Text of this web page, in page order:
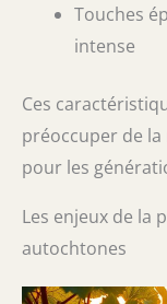
Touches
intense
Ces
préoccuper de la
pour les
Les enjeux de la
autochtones